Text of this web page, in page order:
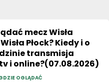
mecz Wisła
Płock? Kiedy i o
transmisja
i online?(07.08.2026)
OGLĄDAĆ